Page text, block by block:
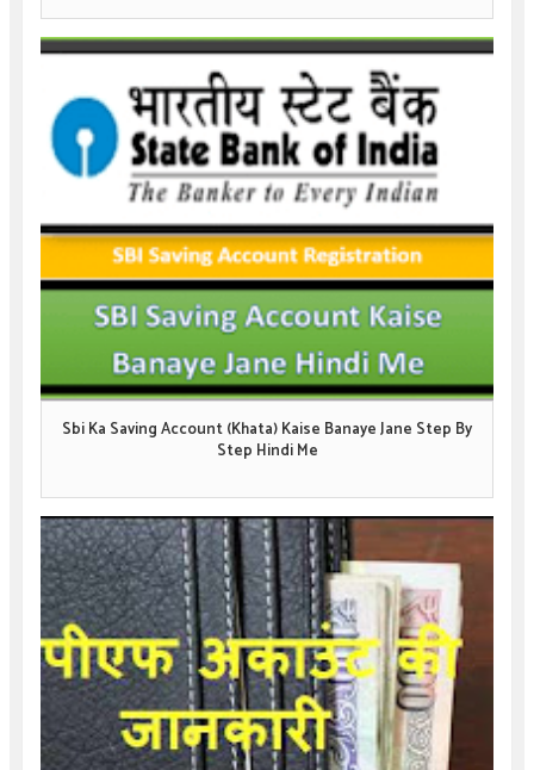
Sbi Ka Saving Account (Khata) Kaise Banaye Jane Step By
Step Hindi Me